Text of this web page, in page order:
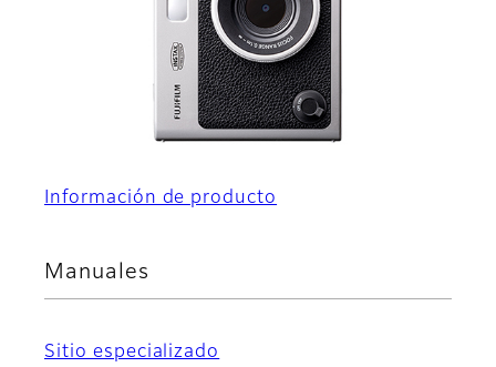
Información de producto
Manuales
Sitio especializado